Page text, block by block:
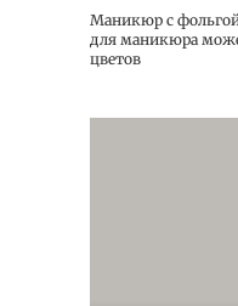
Маникюр с
для маникюра
цветов